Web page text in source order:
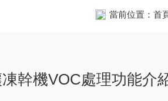
當前位置： 首
幹機VOC處理功能介